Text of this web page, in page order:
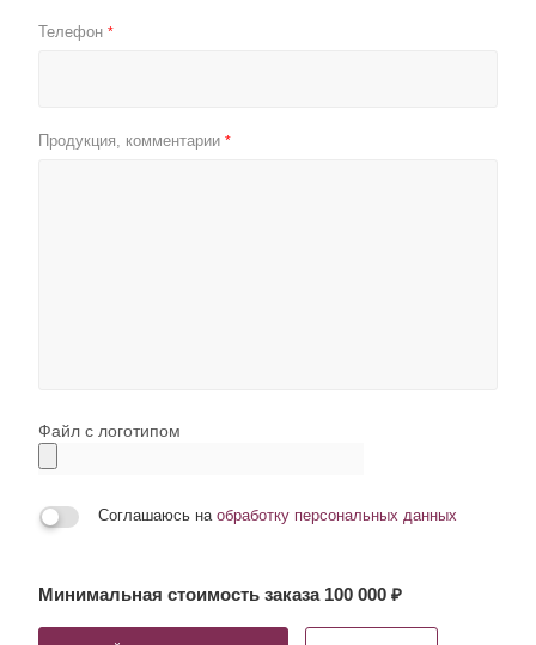
Телефон *
Продукция, комментарии *
Файл с логотипом
Соглашаюсь на обработку персональных данных
Минимальная стоимость заказа 100 000 ₽